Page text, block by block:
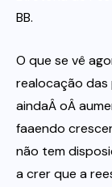
BB.
O que se vê
realocação
aindaÂ oÂ
faaendo
não tem
a crer que a